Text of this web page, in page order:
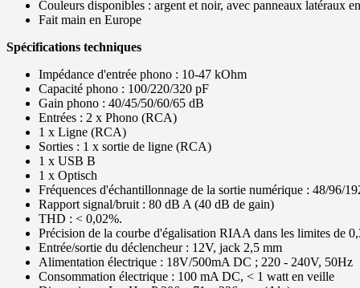
Couleurs disponibles : argent et noir, avec panneaux latéraux
Fait main en Europe
Spécifications techniques
Impédance d'entrée phono : 10-47 kOhm
Capacité phono : 100/220/320 pF
Gain phono : 40/45/50/60/65 dB
Entrées : 2 x Phono (RCA)
1 x Ligne (RCA)
Sorties : 1 x sortie de ligne (RCA)
1 x USB B
1 x Optisch
Fréquences d'échantillonnage de la sortie numérique : 48/96/
Rapport signal/bruit : 80 dB A (40 dB de gain)
THD : < 0,02%.
Précision de la courbe d'égalisation RIAA dans les limites de
Entrée/sortie du déclencheur : 12V, jack 2,5 mm
Alimentation électrique : 18V/500mA DC ; 220 - 240V, 50Hz
Consommation électrique : 100 mA DC, < 1 watt en veille